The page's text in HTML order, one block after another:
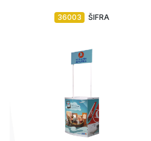
ŠIFRA
36003